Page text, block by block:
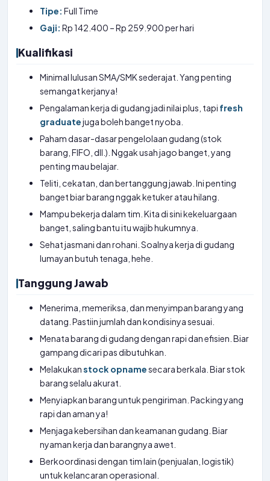
Tipe: Full Time
Gaji: Rp 142.400 – Rp 259.900 per hari
Kualifikasi
Minimal lulusan SMA/SMK sederajat. Yang penting
semangat kerjanya!
Pengalaman kerja di gudang jadi nilai plus, tapi fresh
graduatejuga boleh banget nyoba.
Paham dasar-dasar pengelolaan gudang (stok
barang, FIFO, dll.). Nggak usah jago banget, yang
penting mau belajar.
Teliti, cekatan, dan bertanggung jawab. Ini penting
banget biar barang nggak ketuker atau hilang.
Mampu bekerja dalam tim. Kita di sini kekeluargaan
banget, saling bantu itu wajib hukumnya.
Sehat jasmani dan rohani. Soalnya kerja di gudang
lumayan butuh tenaga, hehe.
Tanggung Jawab
Menerima, memeriksa, dan menyimpan barang yang
datang. Pastiin jumlah dan kondisinya sesuai.
Menata barang di gudang dengan rapi dan efisien. Biar
gampang dicari pas dibutuhkan.
Melakukanstock opnamesecara berkala. Biar stok
barang selalu akurat.
Menyiapkan barang untuk pengiriman. Packing yang
rapi dan aman ya!
Menjaga kebersihan dan keamanan gudang. Biar
nyaman kerja dan barangnya awet.
Berkoordinasi dengan tim lain (penjualan, logistik)
untuk kelancaran operasional.